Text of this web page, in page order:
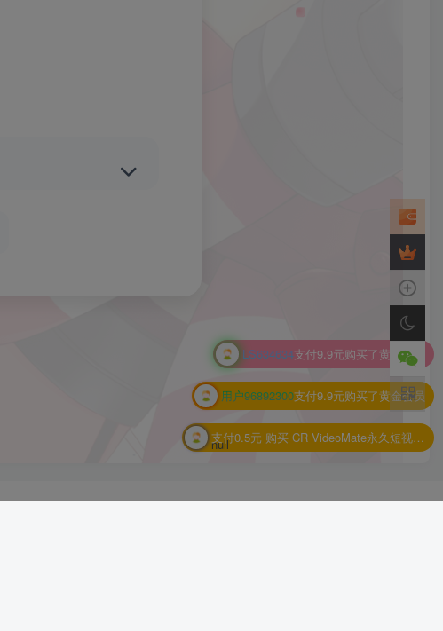
LS634634支付9.9元购买了黄金会员
用户96892300支付9.9元购买了黄金会员
null
支付0.5元 购买 CR VideoMate永久短视频去重搬运CR视频批量剪辑软件